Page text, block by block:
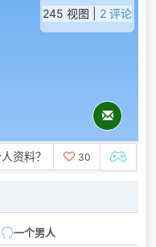
245 视图 | 2 评论
资料？ 30
一个男人